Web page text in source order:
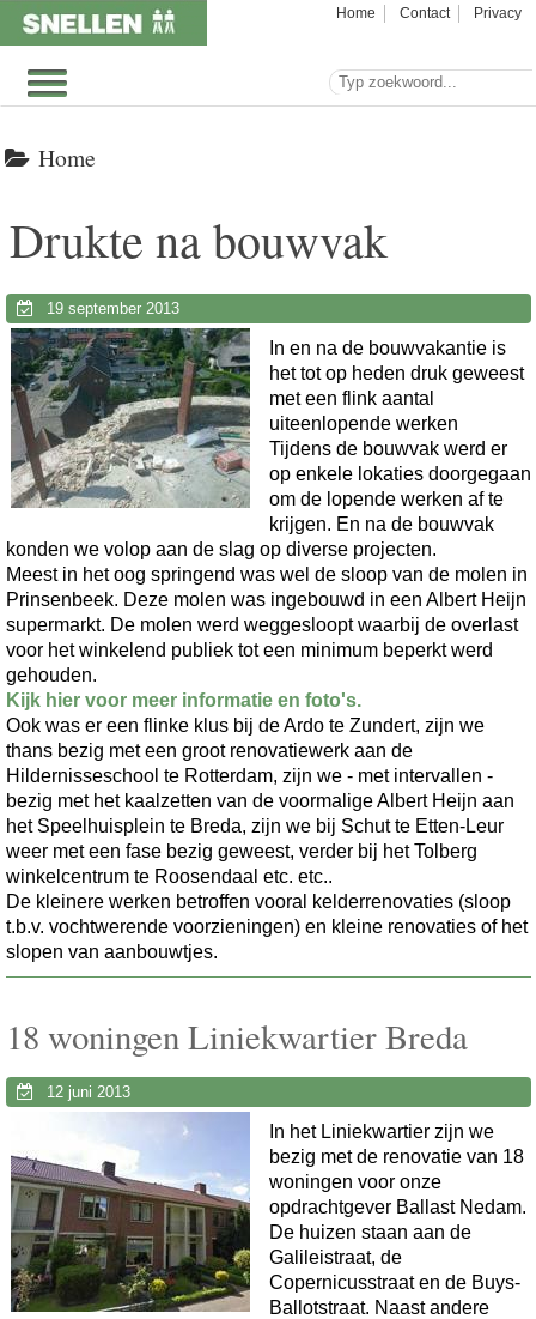
Home Contact Privacy
Home
Drukte na bouwvak
19 september 2013
In en na de bouwvakantie is
het tot op heden druk geweest
met een flink aantal
uiteenlopende werken
Tijdens de bouwvak werd er
op enkele lokaties doorgegaan
om de lopende werken af te
krijgen. En na de bouwvak
konden we volop aan de slag op diverse projecten.
Meest in het oog springend was wel de sloop van de molen in
Prinsenbeek. Deze molen was ingebouwd in een Albert Heijn
supermarkt. De molen werd weggesloopt waarbij de overlast
voor het winkelend publiek tot een minimum beperkt werd
gehouden.
Kijk hier voor meer informatie en foto's.
Ook was er een flinke klus bij de Ardo te Zundert, zijn we
thans bezig met een groot renovatiewerk aan de
Hildernisseschool te Rotterdam, zijn we - met intervallen -
bezig met het kaalzetten van de voormalige Albert Heijn aan
het Speelhuisplein te Breda, zijn we bij Schut te Etten-Leur
weer met een fase bezig geweest, verder bij het Tolberg
winkelcentrum te Roosendaal etc. etc..
De kleinere werken betroffen vooral kelderrenovaties (sloop
t.b.v. vochtwerende voorzieningen) en kleine renovaties of het
slopen van aanbouwtjes.
18 woningen Liniekwartier Breda
12 juni 2013
In het Liniekwartier zijn we
bezig met de renovatie van 18
woningen voor onze
opdrachtgever Ballast Nedam.
De huizen staan aan de
Galileistraat, de
Copernicusstraat en de Buys-
Ballotstraat. Naast andere